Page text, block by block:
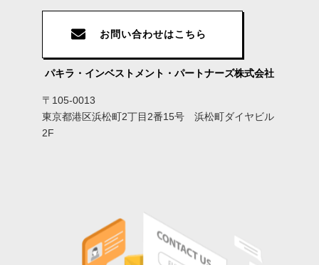
お問い合わせはこちら
パキラ・インベストメント・パートナーズ株式会社
〒105-0013
東京都港区浜松町2丁目2番15号 浜松町ダイヤビル
2F